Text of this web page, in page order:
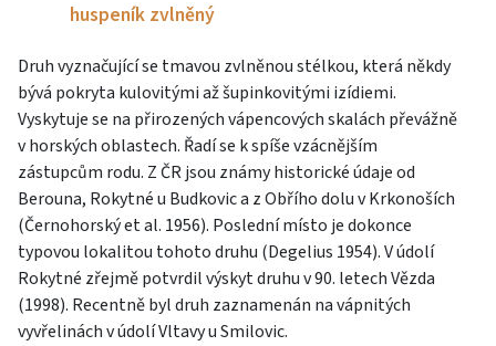
huspeník zvlněný
Druh vyznačující se tmavou zvlněnou stélkou, která někdy
bývá pokryta kulovitými až šupinkovitými izídiemi.
Vyskytuje se na přirozených vápencových skalách převážně
v horských oblastech. Řadí se k spíše vzácnějším
zástupcům rodu. Z ČR jsou známy historické údaje od
Berouna, Rokytné u Budkovic a z Obřího dolu v Krkonoších
(Černohorský et al. 1956). Poslední místo je dokonce
typovou lokalitou tohoto druhu (Degelius 1954). V údolí
Rokytné zřejmě potvrdil výskyt druhu v 90. letech Vězda
(1998). Recentně byl druh zaznamenán na vápnitých
vyvřelinách v údolí Vltavy u Smilovic.